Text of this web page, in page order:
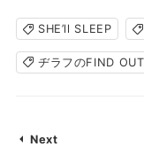
SHE’ll SLEEP
ヂラフのFIND
Next